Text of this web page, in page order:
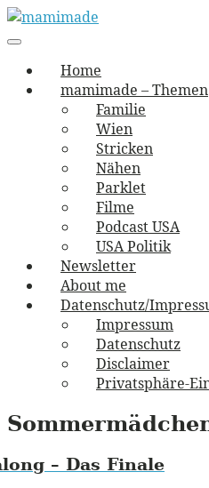
Skip
to
mamimade
vernäht und zugetextet
navigation
Menu
Home
mamimade – Themen
Familie
Wien
Stricken
Nähen
Parklet
Filme
Podcast USA
USA Politik
Newsletter
About me
Datenschutz/
Impressum
Datenschutz
Disclaimer
Privatsphäre-
– Das Finale